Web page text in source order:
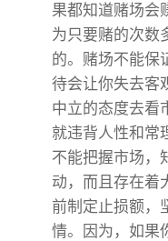
果都知道赌场会
为只要赌的次数
的。赌场不能保
待会让你失去客
中立的态度去看
就违背人性和常
不能把握市场，
动，而且存在着
前制定止损额，
情。因为，如果